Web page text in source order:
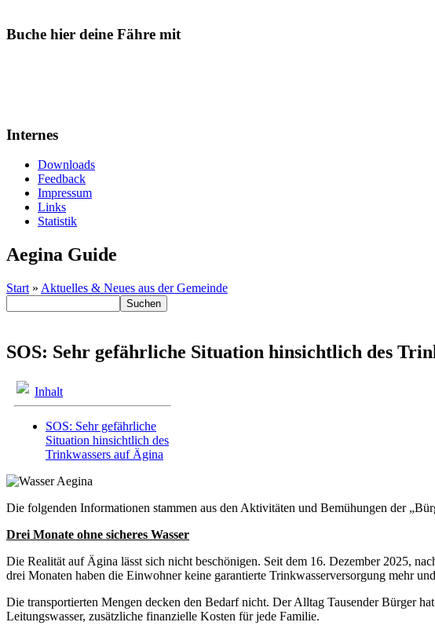
Buche hier deine Fähre mit
Internes
Downloads
Feedback
Impressum
Links
Statistik
Aegina Guide
Start » Aktuelles & Neues aus der Gemeinde
SOS: Sehr gefährliche Situation hinsichtlich des
Inhalt
SOS: Sehr gefährliche
Situation hinsichtlich des
Trinkwassers auf Ägina
Die folgenden Informationen stammen aus den Aktivitäten und Bemühungen der
Drei Monate ohne sicheres Wasser
Die Realität auf Ägina lässt sich nicht beschönigen. Seit dem 16. Dezember 2025,
drei Monaten haben die Einwohner keine garantierte Trinkwasserversorgung mehr
Die transportierten Mengen decken den Bedarf nicht. Der Alltag Tausender Bürger
Leitungswasser, zusätzliche finanzielle Kosten für jede Familie.